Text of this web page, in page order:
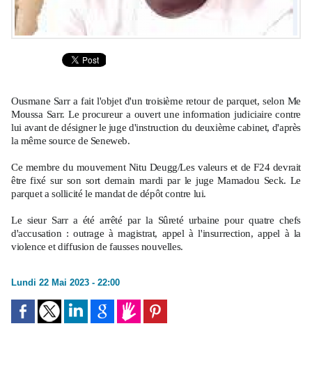
Ousmane Sarr a fait l'objet d'un troisième retour de parquet, selon Me
Moussa Sarr. Le procureur a ouvert une information judiciaire contre
lui avant de désigner le juge d'instruction du deuxième cabinet, d'après
la même source de Seneweb.
Ce membre du mouvement Nitu Deugg/Les valeurs et de F24 devrait
être fixé sur son sort demain mardi par le juge Mamadou Seck. Le
parquet a sollicité le mandat de dépôt contre lui.
Le sieur Sarr a été arrêté par la Sûreté urbaine pour quatre chefs
d'accusation : outrage à magistrat, appel à l'insurrection, appel à la
violence et diffusion de fausses nouvelles.
Lundi 22 Mai 2023 - 22:00